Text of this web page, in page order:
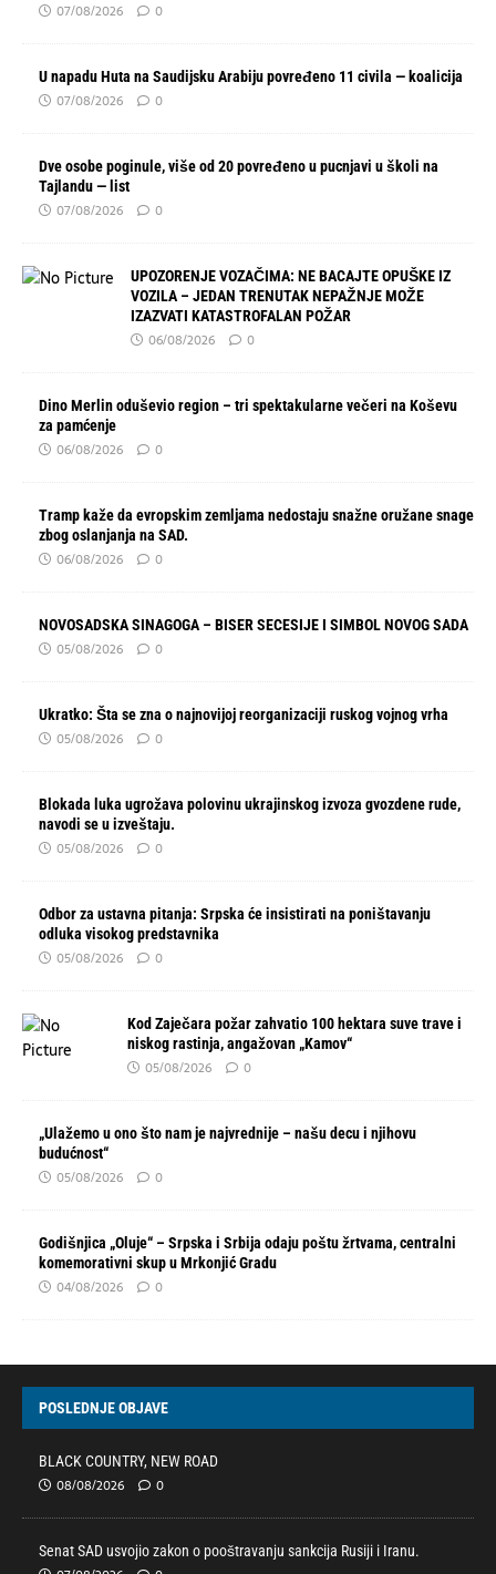
07/08/2026 0
U napadu Huta na Saudijsku Arabiju povređeno 11 civila — koalicija
07/08/2026 0
Dve osobe poginule, više od 20 povređeno u pucnjavi u školi na
Tajlandu — list
07/08/2026 0
UPOZORENJE VOZAČIMA: NE BACAJTE OPUŠKE IZ
VOZILA – JEDAN TRENUTAK NEPAŽNJE MOŽE
IZAZVATI KATASTROFALAN POŽAR
06/08/2026 0
Dino Merlin oduševio region – tri spektakularne večeri na Koševu
za pamćenje
06/08/2026 0
Tramp kaže da evropskim zemljama nedostaju snažne oružane snage
zbog oslanjanja na SAD.
06/08/2026 0
NOVOSADSKA SINAGOGA – BISER SECESIJE I SIMBOL NOVOG SADA
05/08/2026 0
Ukratko: Šta se zna o najnovijoj reorganizaciji ruskog vojnog vrha
05/08/2026 0
Blokada luka ugrožava polovinu ukrajinskog izvoza gvozdene rude,
navodi se u izveštaju.
05/08/2026 0
Odbor za ustavna pitanja: Srpska će insistirati na poništavanju
odluka visokog predstavnika
05/08/2026 0
Kod Zaječara požar zahvatio 100 hektara suve trave i
niskog rastinja, angažovan „Kamov“
05/08/2026 0
„Ulažemo u ono što nam je najvrednije – našu decu i njihovu
budućnost“
05/08/2026 0
Godišnjica „Oluje“ – Srpska i Srbija odaju poštu žrtvama, centralni
komemorativni skup u Mrkonjić Gradu
04/08/2026 0
POSLEDNJE OBJAVE
BLACK COUNTRY, NEW ROAD
08/08/2026 0
Senat SAD usvojio zakon o pooštravanju sankcija Rusiji i Iranu.